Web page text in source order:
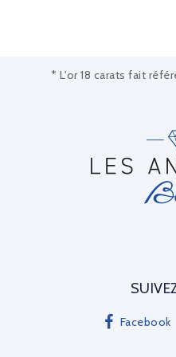
* L'or 18 carats fait
Facebook